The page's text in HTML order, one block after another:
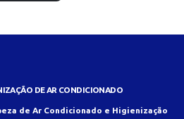
DE AR CONDICIONADO
de Ar Condicionado e Higienização